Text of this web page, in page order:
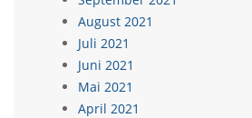
August 2021
Juli 2021
Juni 2021
Mai 2021
April 2021